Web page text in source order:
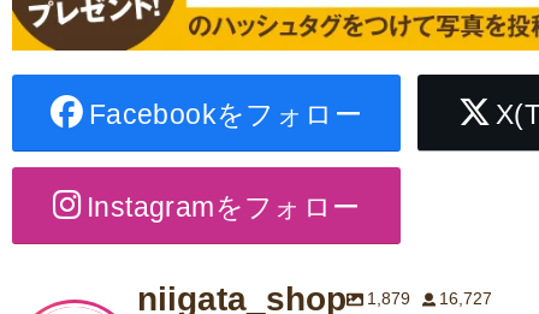
Facebookをフォロー
Instagramをフォロー
niigata_shop 1,879
16,727